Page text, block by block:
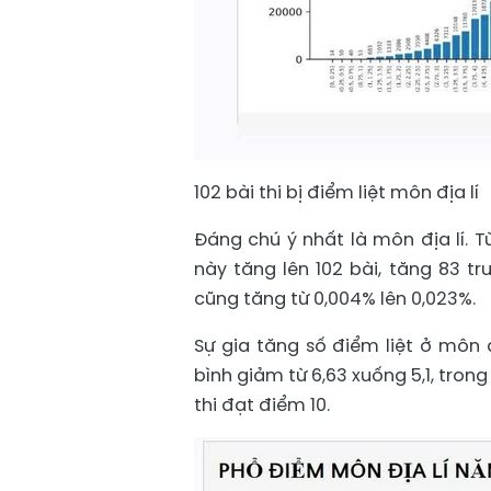
102 bài thi bị điểm liệt môn địa lí
Đáng chú ý nhất là môn địa lí.
này tăng lên 102 bài, tăng 83
cũng tăng từ 0,004% lên 0,023%.
Sự gia tăng số điểm liệt ở
bình giảm từ 6,63 xuống 5,1,
thi đạt điểm 10.